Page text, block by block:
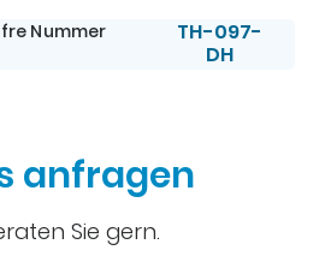
Nummer
TH-097-
DH
anfragen
Sie gern.